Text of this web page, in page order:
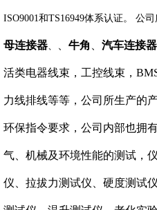
ISO9001和TS16949体系认证。 公
母连接器 牛角 汽车连接器
活类电器线束，工控线束，
力线排线等等，公司所生产的
环保指令要求，公司内部也拥
气、机械及环境性能的测试，
仪、拉拔力测试仪、硬度测试